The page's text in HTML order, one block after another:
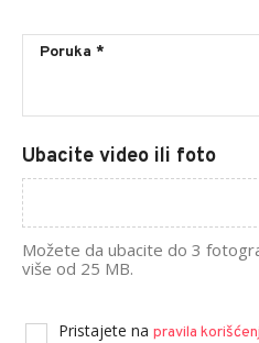
Ubacite video ili foto
Možete da ubacite do 3
više od 25 MB.
Pristajete na pravila